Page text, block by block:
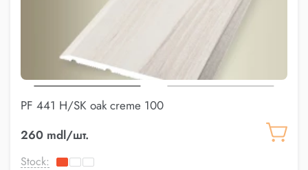
PF 441 H/SK oak creme 100
260 mdl/шт.
Stock: